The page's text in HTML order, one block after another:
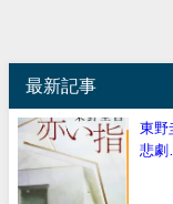
最新記事
東野
悲劇